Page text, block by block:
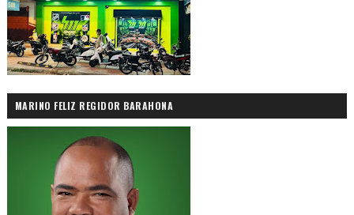
MARINO FELIZ REGIDOR BARAHONA